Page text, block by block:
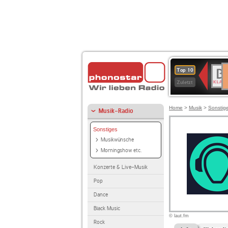
Top 10
Zuletzt
BR-
Musik-Radio
Sonstiges
Musikwünsche
Morningshow etc.
Konzerte & Live-Musik
Pop
Dance
Black Music
Rock
Home > Musik >
© laut.fm